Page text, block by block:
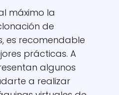
máximo la
de
es recomendable
prácticas. A
algunos
a realizar